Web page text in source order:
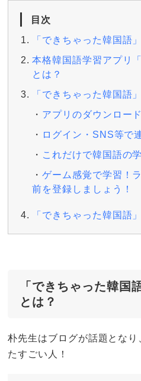
目次
「できちゃった韓国語
本格韓国語学習アプリ
とは？
「できちゃった韓国語
アプリのダウンロード
ログイン・SNS等で
これだけで韓国語の
ゲーム感覚で学習！
前を登録しましょう！
「できちゃった韓国語
「できちゃった韓国
とは？
朴先生はブログが話題とな
たすごい人！